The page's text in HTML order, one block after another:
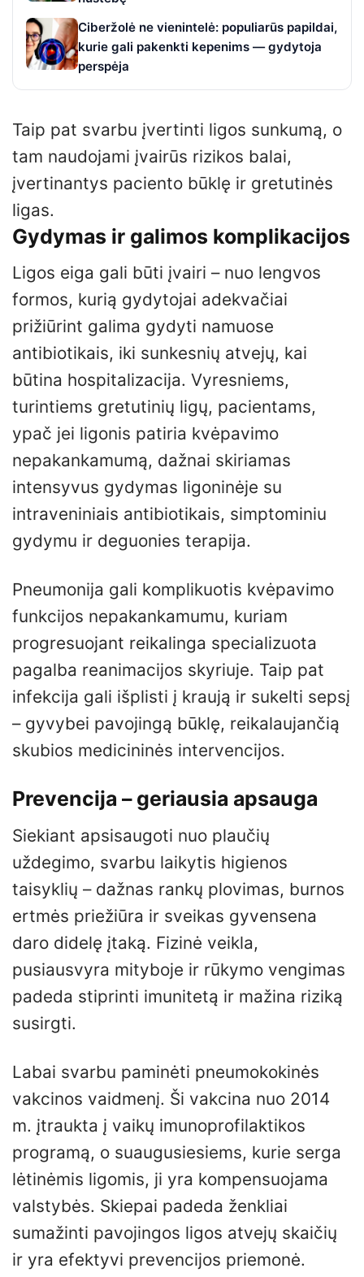
Ciberžolė ne vienintelė: populiarūs papildai,
kurie gali pakenkti kepenims — gydytoja
perspėja
Taip pat svarbu įvertinti ligos sunkumą, o
tam naudojami įvairūs rizikos balai,
įvertinantys paciento būklę ir gretutinės
ligas.
Gydymas ir galimos komplikacijos
Ligos eiga gali būti įvairi – nuo lengvos
formos, kurią gydytojai adekvačiai
prižiūrint galima gydyti namuose
antibiotikais, iki sunkesnių atvejų, kai
būtina hospitalizacija. Vyresniems,
turintiems gretutinių ligų, pacientams,
ypač jei ligonis patiria kvėpavimo
nepakankamumą, dažnai skiriamas
intensyvus gydymas ligoninėje su
intraveniniais antibiotikais, simptominiu
gydymu ir deguonies terapija.
Pneumonija gali komplikuotis kvėpavimo
funkcijos nepakankamumu, kuriam
progresuojant reikalinga specializuota
pagalba reanimacijos skyriuje. Taip pat
infekcija gali išplisti į kraują ir sukelti sepsį
– gyvybei pavojingą būklę, reikalaujančią
skubios medicininės intervencijos.
Prevencija – geriausia apsauga
Siekiant apsisaugoti nuo plaučių
uždegimo, svarbu laikytis higienos
taisyklių – dažnas rankų plovimas, burnos
ertmės priežiūra ir sveikas gyvensena
daro didelę įtaką. Fizinė veikla,
pusiausvyra mityboje ir rūkymo vengimas
padeda stiprinti imunitetą ir mažina riziką
susirgti.
Labai svarbu paminėti pneumokokinės
vakcinos vaidmenį. Ši vakcina nuo 2014
m. įtraukta į vaikų imunoprofilaktikos
programą, o suaugusiesiems, kurie serga
lėtinėmis ligomis, ji yra kompensuojama
valstybės. Skiepai padeda ženkliai
sumažinti pavojingos ligos atvejų skaičių
ir yra efektyvi prevencijos priemonė.